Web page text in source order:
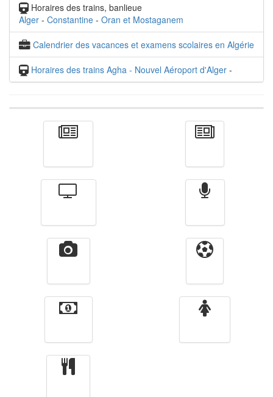
Horaires des trains, banlieue
Alger - Constantine - Oran et Mostaganem
Calendrier des vacances et examens scolaires en Algérie
Horaires des trains Agha - Nouvel Aéroport d'Alger -